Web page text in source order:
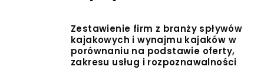
Zestawienie firm z branży spływów
kajakowych i wynajmu kajaków w
porównaniu na podstawie oferty,
zakresu usług i rozpoznawalności